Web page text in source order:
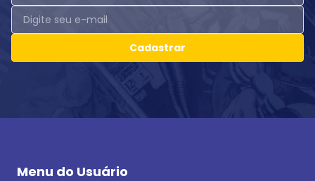
Cadastrar
Menu do Usuário